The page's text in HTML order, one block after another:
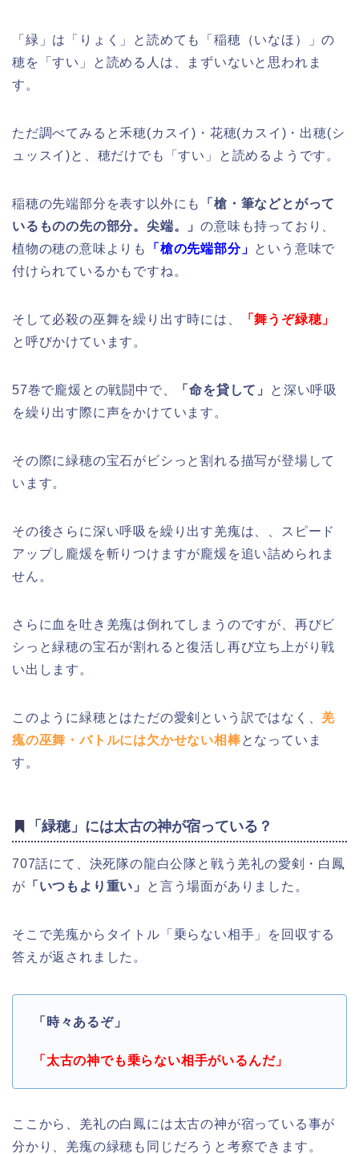
「緑」は「りょく」と読めても「稲穂（いなほ）」の
穂を「すい」と読める人は、まずいないと思われま
す。
ただ調べてみると禾穂(カスイ)・花穂(カスイ)・出穂(シ
ュッスイ)と、穂だけでも「すい」と読めるようです。
稲穂の先端部分を表す以外にも
「槍・筆などとがって
いるものの先の部分。尖端。」の意味も持っており、
植物の穂の意味よりも
「槍の先端部分」 という意味で
付けられているかもですね。
そして必殺の巫舞を繰り出す時には、
「舞うぞ緑穂」
と呼びかけています。
57巻で龐煖との戦闘中で、 「命を貸して」
と深い呼吸
を繰り出す際に声をかけています。
その際に緑穂の宝石がビシっと割れる描写が登場して
います。
その後さらに深い呼吸を繰り出す羌瘣は、、スピード
アップし龐煖を斬りつけますが龐煖を追い詰められま
せん。
さらに血を吐き羌瘣は倒れてしまうのですが、再びビ
シっと緑穂の宝石が割れると復活し再び立ち上がり戦
い出します。
このように緑穂とはただの愛剣という訳ではなく、 羌
瘣の巫舞・バトルには欠かせない相棒となっていま
す。
「緑穂」には太古の神が宿っている？
707話にて、決死隊の龍白公隊と戦う羌礼の愛剣・白鳳
が 「いつもより重い」 と言う場面がありました。
そこで羌瘣からタイトル「乗らない相手」を回収する
答えが返されました。
「時々あるぞ」
「太古の神でも乗らない相手がいるんだ」
ここから、羌礼の白鳳には太古の神が宿っている事が
分かり、羌瘣の緑穂も同じだろうと考察できます。